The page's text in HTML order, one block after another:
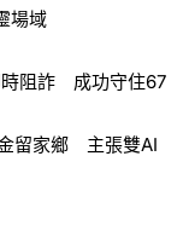
場域
時阻詐 成功守住67
留家鄉 主張雙AI